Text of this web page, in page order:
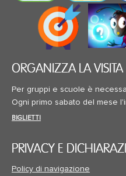
ORGANIZZA LA VISITA
Per gruppi e scuole è
Ogni primo sabato del mese
BIGLIETTI
PRIVACY E
Policy di navigazione